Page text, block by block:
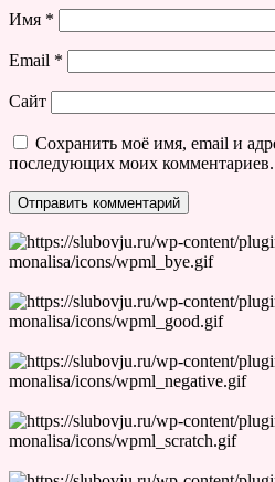
Имя *
Email *
Сайт
Сохранить моё имя, email и
последующих моих комментариев.